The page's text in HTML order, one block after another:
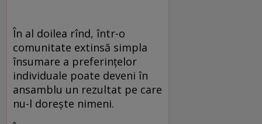
În al doilea rînd, într-o
comunitate extinsă simpla
însumare a preferințelor
individuale poate deveni în
ansamblu un rezultat pe care
nu-l dorește nimeni.